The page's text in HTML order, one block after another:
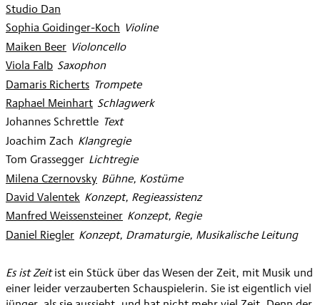
Studio Dan
Sophia Goidinger-Koch: Violine
Maiken Beer
: Violoncello
Viola Falb
: Saxophon
Damaris Richerts
: Trompete
Raphael Meinhart
: Schlagwerk
Johannes Schrettle
: Text
Joachim Zach: Klangregie
Tom Grassegger
: Lichtregie
Milena Czernovsky
: Bühne, Kostüme
David Valentek
: Konzept, Regieassistenz
Manfred Weissensteiner
: Konzept, Regie
Daniel Riegler
: Konzept, Dramaturgie, Musikalische Leitung
Es ist Zeitist ein Stück über das Wesen der Zeit, mit Musik und
einer leider verzauberten Schauspielerin. Sie ist eigentlich viel